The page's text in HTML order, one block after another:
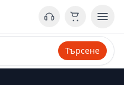
Търсене